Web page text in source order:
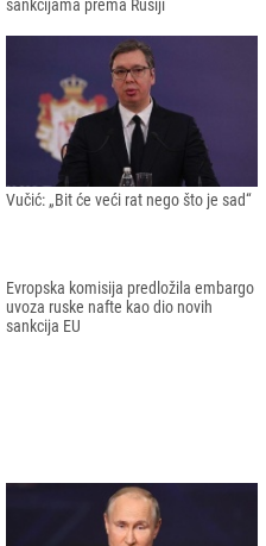
Lavrov početkom juna dolazi u
sankcijama prema Rusiji